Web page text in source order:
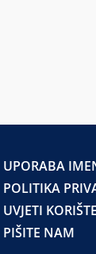
UPORABA
POLITIKA
UVJETI
PIŠITE NAM